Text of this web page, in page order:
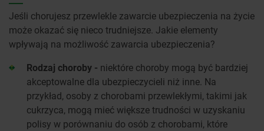
Jeśli chorujesz przewlekle zawarcie ubezpieczenia na życie
może okazać się nieco trudniejsze. Jakie elementy
wpływają na możliwość zawarcia ubezpieczenia?
Rodzaj choroby - niektóre choroby mogą być bardziej
akceptowalne dla ubezpieczycieli niż inne. Na
przykład, osoby z chorobami przewlekłymi, takimi jak
cukrzyca, mogą mieć większe trudności w uzyskaniu
polisy w porównaniu do osób z chorobami, które